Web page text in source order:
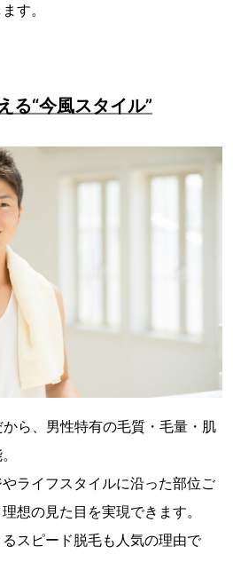
す。
“今風スタイル”
ら、男性特有の毛質・毛量・肌
ライフスタイルに沿った部位ご
想の見た目を実現できます。
スピード脱毛も人気の理由で